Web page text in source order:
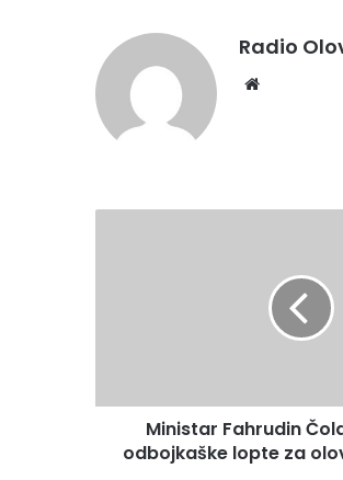
Radio
odbojkaše
Ministar Fahrudin
odbojkaške lopte za